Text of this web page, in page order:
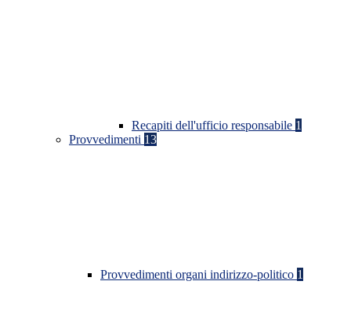
Recapiti dell'ufficio responsabile 1
Provvedimenti 13
Provvedimenti organi indirizzo-politico 1